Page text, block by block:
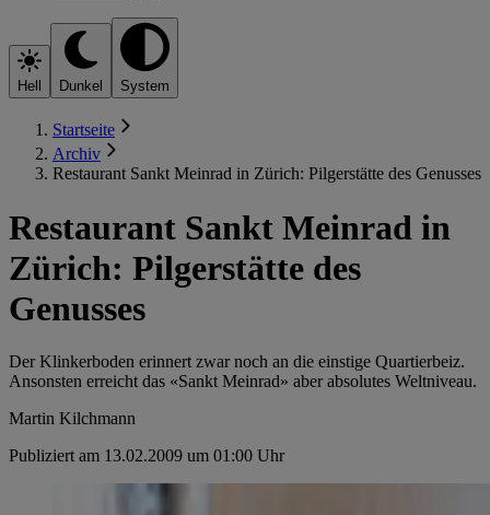
Hell Dunkel System
Startseite
Archiv
Restaurant Sankt Meinrad in Zürich: Pilgerstätte des Genusses
Restaurant Sankt Meinrad in
Zürich: Pilgerstätte des
Genusses
Der Klinkerboden erinnert zwar noch an die ­einstige Quartierbeiz.
Ansonsten erreicht das «Sankt Meinrad» aber absolutes Weltniveau.
Martin Kilchmann
Publiziert am 13.02.2009 um 01:00 Uhr